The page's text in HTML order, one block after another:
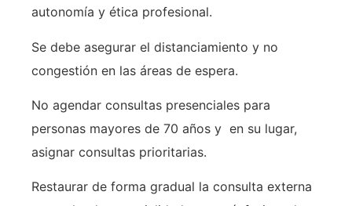
autonomía y ética profesional.
Se debe asegurar el distanciamiento y no
congestión en las áreas de espera.
No agendar consultas presenciales para
personas mayores de 70 años y en su lugar,
asignar consultas prioritarias.
Restaurar de forma gradual la consulta externa